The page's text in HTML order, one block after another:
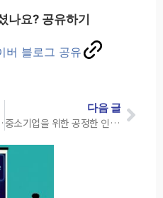
나요? 공유하기
심 우선순위
다음 글
중소기업을 위한 공정한 인사평가 설계 실전 가이드